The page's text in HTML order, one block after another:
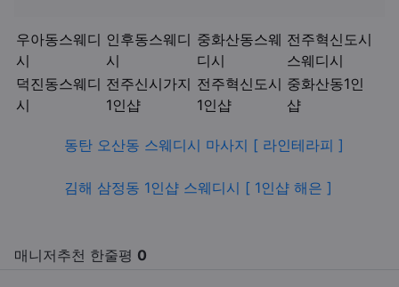
우아동스웨디
시
인후동스웨디
시
중화산동스웨
디시
전주혁신도시
스웨디시
덕진동스웨디
시
전주신시가지
1인샵
전주혁신도시
1인샵
중화산동1인
샵
키워드
관련자료동탄 오산동 스웨디시 마사지 [ 라인테라피 ]
김해 삼정동 1인샵 스웨디시 [ 1인샵 해은 ]
매니저추천 한줄평 0